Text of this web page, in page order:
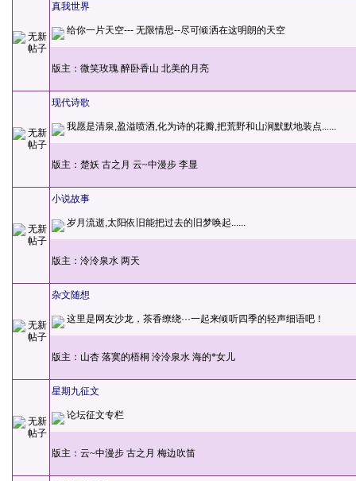
真我世界
给你一片天空--- 无限情思--尽可倾洒在这明朗的天空
版主： 微笑玫瑰 醉卧香山 北美的月亮
现代诗歌
我愿是清泉,盈溢喷洒,化为诗的花瓣,把荒野和山涧默默地装点......
版主： 楚妖 古之月 云~中漫步 李显
小说故事
岁月流逝,太阳依旧能把过去的旧梦唤起......
版主： 泠泠泉水 两天
杂文随想
这里是网友沙龙，茶香缭绕···一起来倾听四季的轻声细语吧！
版主： 山杏 落寞的梧桐 泠泠泉水 海的*女儿
星期九征文
论坛征文专栏
版主： 云~中漫步 古之月 梅边吹笛